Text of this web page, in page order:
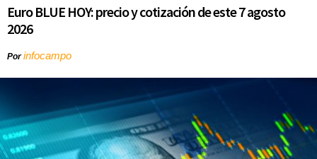
Euro BLUE HOY: precio y cotización de este 7 agosto
2026
Porinfocampo